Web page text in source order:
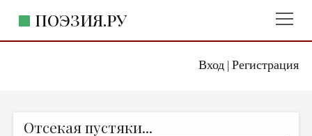
Вход| Регистрация
ПОЭЗИЯ.РУ
Отсекая пустяки...